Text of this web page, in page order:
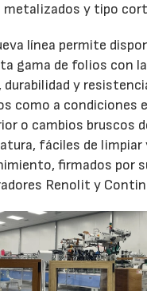
metalizados y tipo
línea permite
gama de folios con
durabilidad y
como a condiciones
o cambios bruscos
fáciles de limpiar
firmados por
Renolit y